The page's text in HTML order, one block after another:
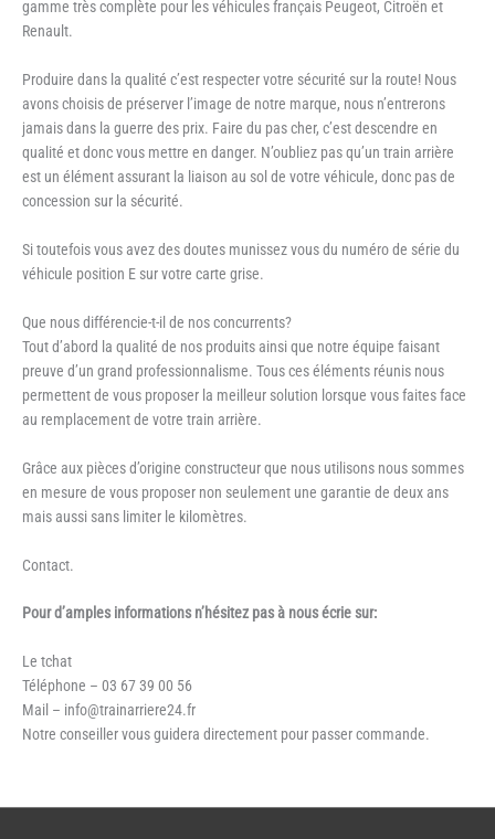
gamme très complète pour les véhicules français Peugeot, Citroën et
Renault.
Produire dans la qualité c’est respecter votre sécurité sur la route! Nous
avons choisis de préserver l’image de notre marque, nous n’entrerons
jamais dans la guerre des prix. Faire du pas cher, c’est descendre en
qualité et donc vous mettre en danger. N’oubliez pas qu’un train arrière
est un élément assurant la liaison au sol de votre véhicule, donc pas de
concession sur la sécurité.
Si toutefois vous avez des doutes munissez vous du numéro de série du
véhicule position E sur votre carte grise.
Que nous différencie-t-il de nos concurrents?
Tout d’abord la qualité de nos produits ainsi que notre équipe faisant
preuve d’un grand professionnalisme. Tous ces éléments réunis nous
permettent de vous proposer la meilleur solution lorsque vous faites face
au remplacement de votre train arrière.
Grâce aux pièces d’origine constructeur que nous utilisons nous sommes
en mesure de vous proposer non seulement une garantie de deux ans
mais aussi sans limiter le kilomètres.
Contact.
Pour d’amples informations n’hésitez pas à nous écrie sur:
Le tchat
Téléphone – 03 67 39 00 56
Mail – info@trainarriere24.fr
Notre conseiller vous guidera directement pour passer commande.